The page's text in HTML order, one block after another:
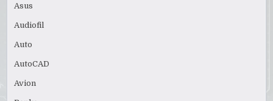
Asus
Audiofil
Auto
AutoCAD
Avion